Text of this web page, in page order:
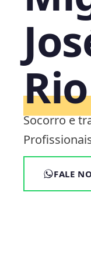
Socorro e
FALE